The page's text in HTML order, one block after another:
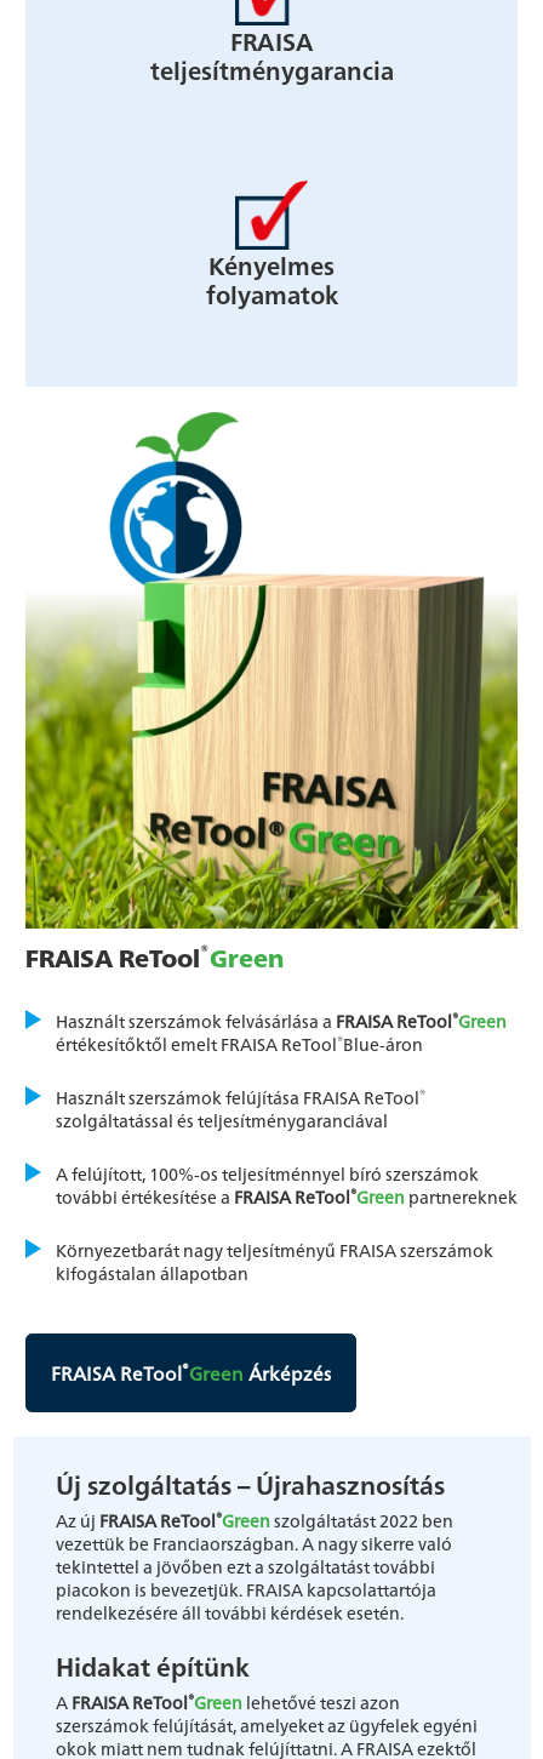
FRAISA
teljesítménygarancia
Kényelmes
folyamatok
FRAISA ReTool®Green
Használt szerszámok felvásárlása a FRAISA ReTool®Green
értékesítőktől emelt FRAISA ReTool®Blue-áron
Használt szerszámok felújítása FRAISA ReTool®
szolgáltatással és teljesítménygaranciával
A felújított, 100%-os teljesítménnyel bíró szerszámok
további értékesítése a FRAISA ReTool®Green partnereknek
Környezetbarát nagy teljesítményű FRAISA szerszámok
kifogástalan állapotban
FRAISA ReTool®Green Árképzés
Új szolgáltatás – Újrahasznosítás
Az új FRAISA ReTool®Green szolgáltatást 2022 ben
vezettük be Franciaországban. A nagy sikerre való
tekintettel a jövőben ezt a szolgáltatást további
piacokon is bevezetjük. FRAISA kapcsolattartója
rendelkezésére áll további kérdések esetén.
Hidakat építünk
A FRAISA ReTool®Green lehetővé teszi azon
szerszámok felújítását, amelyeket az ügyfelek egyéni
okok miatt nem tudnak felújíttatni. A FRAISA ezektől